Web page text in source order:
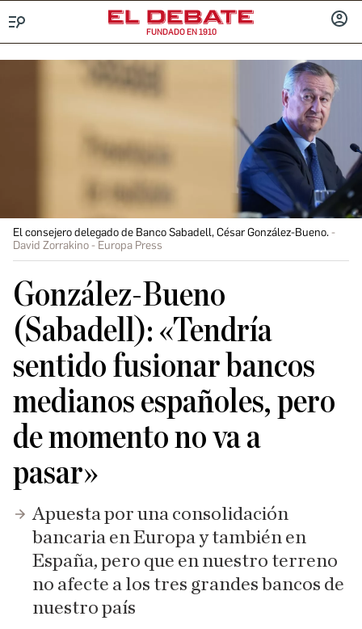
FUNDADO EN 1910
El consejero delegado de Banco Sabadell, César González-Bueno.
David Zorrakino - Europa Press
González-Bueno
(Sabadell): «Tendría
sentido fusionar bancos
medianos españoles, pero
de momento no va a
pasar»
Apuesta por una consolidación
bancaria en Europa y también en
España, pero que en nuestro terreno
no afecte a los tres grandes bancos de
nuestro país